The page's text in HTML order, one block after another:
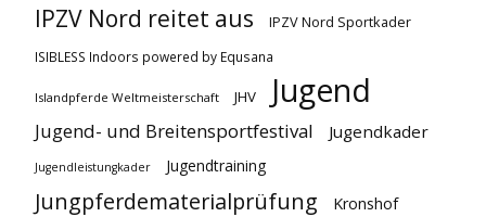
IPZV Nord reitet aus IPZV Nord Sportkader
ISIBLESS Indoors powered by Equsana
Islandpferde Weltmeisterschaft JHV Jugend
Jugend- und Breitensportfestival Jugendkader
Jugendleistungkader Jugendtraining
Jungpferdematerialprüfung Kronshof